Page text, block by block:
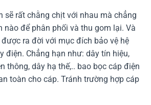
sẽ rất chằng chịt với nhau mà chẳng
nào để phân phối và thu gom lại. Và
ra đời với mục đích bảo vệ hệ
điện. Chẳng hạn như: dây tín hiệu,
thông, dây hạ thế,.. bao bọc cáp điện
toàn cho cáp. Tránh trường hợp cáp